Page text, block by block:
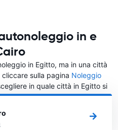
in e
in Egitto, ma in una città
sulla pagina Noleggio
in quale città in Egitto si